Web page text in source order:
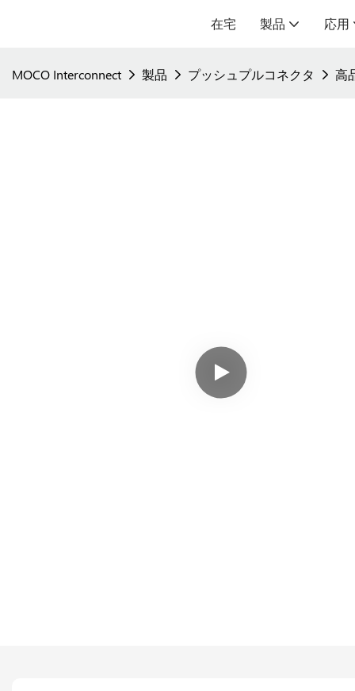
在宅 製品 応用
MOCO Interconnect 製品 プッシュプルコネクタ 高